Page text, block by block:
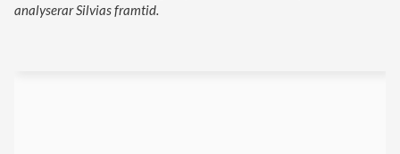
analyserar Silvias framtid.